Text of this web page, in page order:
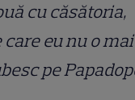
cu căsătoria,
eu nu o mai
pe